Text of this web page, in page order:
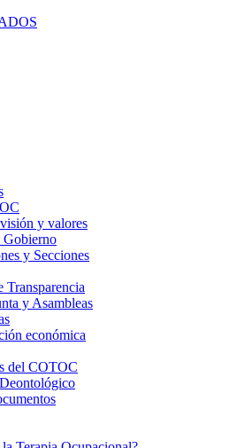
y valores
Gobierno
y Secciones
Transparencia
y Asambleas
económica
del COTOC